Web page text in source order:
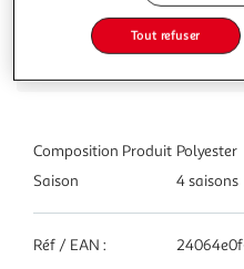
Composition Produit Polyester
Saison
4 saisons
Réf / EAN :
Tout refuser